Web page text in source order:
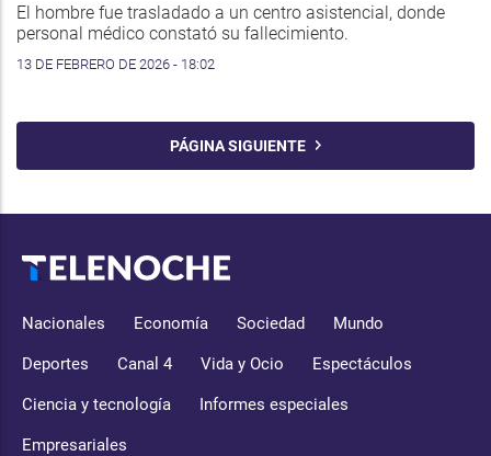
El hombre fue trasladado a un centro asistencial, donde
personal médico constató su fallecimiento.
13 DE FEBRERO DE 2026 - 18:02
PÁGINA SIGUIENTE
Nacionales Economía Sociedad Mundo
Deportes Canal 4 Vida y Ocio Espectáculos
Ciencia y tecnología Informes especiales
Empresariales